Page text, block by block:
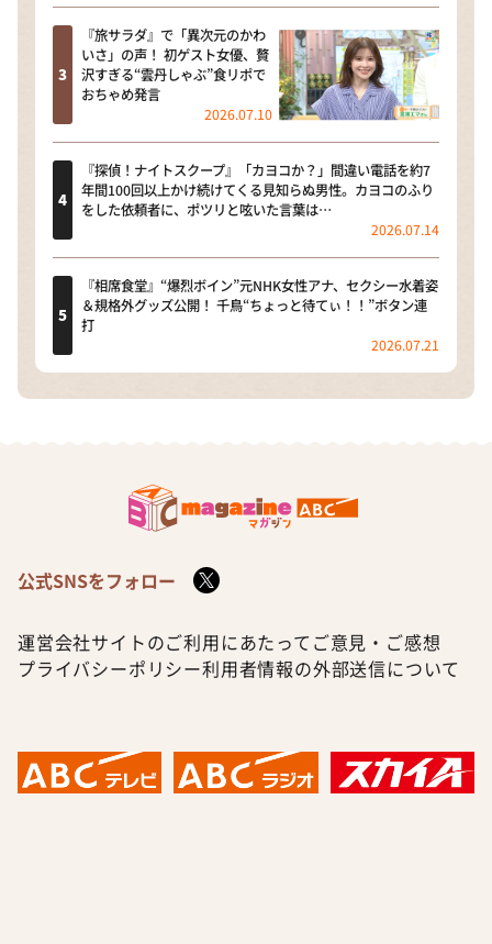
『旅サラダ』で「異次元のかわ
いさ」の声！ 初ゲスト女優、贅
沢すぎる“雲丹しゃぶ”食リポで
おちゃめ発言
2026.07.10
『探偵！ナイトスクープ』「カヨコか？」間違い電話を約7
年間100回以上かけ続けてくる見知らぬ男性。カヨコのふり
をした依頼者に、ポツリと呟いた言葉は…
2026.07.14
『相席食堂』“爆烈ボイン”元NHK女性アナ、セクシー水着姿
＆規格外グッズ公開！ 千鳥“ちょっと待てぃ！！”ボタン連
打
2026.07.21
公式SNSをフォロー
運営会社サイトのご利用にあたって ご意見・ご感想
プライバシーポリシー利用者情報の外部送信について